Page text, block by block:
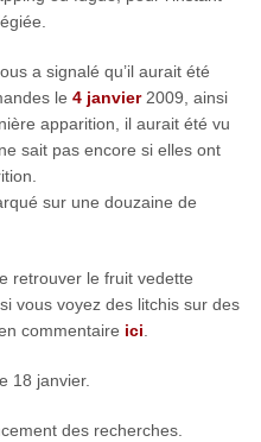
a signalé qu’il aurait été
le 4 janvier2009, ainsi
apparition, il aurait été vu
sait pas encore si elles ont
sur une douzaine de
retrouver le fruit vedette
vous voyez des litchis sur des
commentaire ici.
18 janvier.
des recherches.